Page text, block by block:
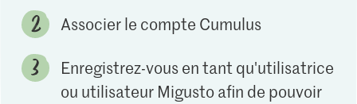
Associer le compte Cumulus
Enregistrez-vous en tant qu'utilisatrice
ou utilisateur Migusto afin de pouvoir